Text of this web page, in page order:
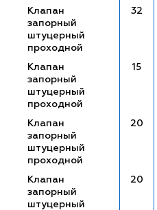
Клапан
запорный
штуцерный
проходной
32
Клапан
запорный
штуцерный
проходной
15
Клапан
запорный
штуцерный
проходной
20
Клапан
запорный
штуцерный
20